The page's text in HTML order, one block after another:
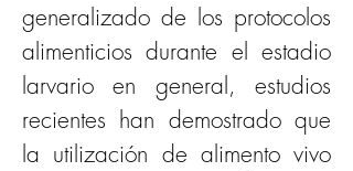
generalizado de los protocolos
alimenticios durante el estadio
larvario en general, estudios
recientes han demostrado que
la utilización de alimento vivo